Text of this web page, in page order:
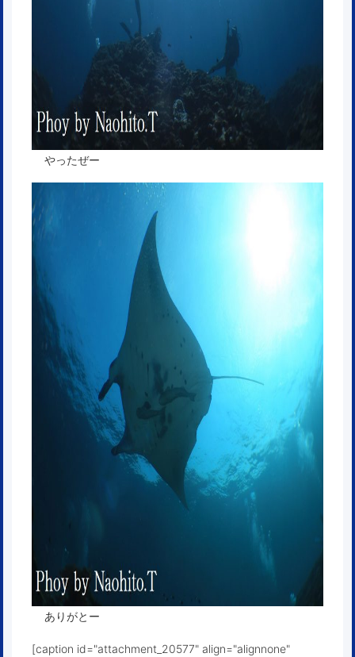
やったぜー
ありがとー
[caption id="attachment_20577" align="alignnone"